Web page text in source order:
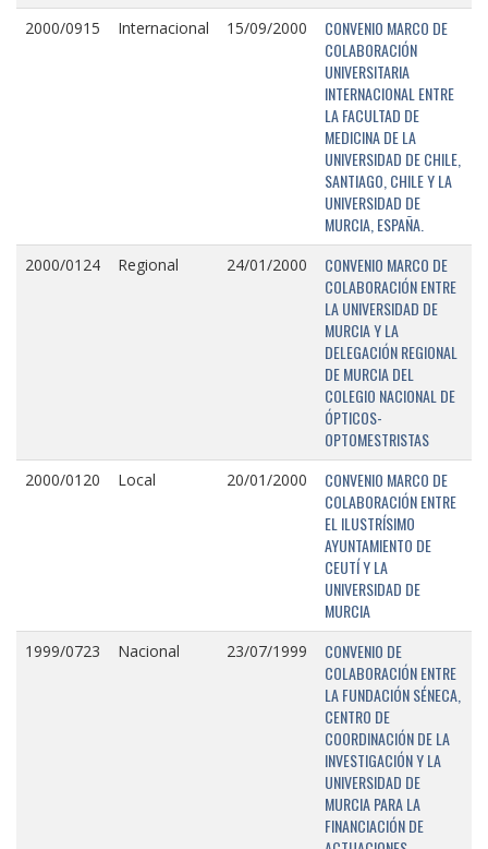
2000/0915 Internacional 15/09/2000
CONVENIO MARCO DE
COLABORACIÓN
UNIVERSITARIA
INTERNACIONAL ENTRE
LA FACULTAD DE
MEDICINA DE LA
UNIVERSIDAD DE CHILE,
SANTIAGO, CHILE Y LA
UNIVERSIDAD DE
MURCIA, ESPAÑA.
2000/0124 Regional 24/01/2000
CONVENIO MARCO DE
COLABORACIÓN ENTRE
LA UNIVERSIDAD DE
MURCIA Y LA
DELEGACIÓN REGIONAL
DE MURCIA DEL
COLEGIO NACIONAL DE
ÓPTICOS-
OPTOMESTRISTAS
2000/0120 Local 20/01/2000
CONVENIO MARCO DE
COLABORACIÓN ENTRE
EL ILUSTRÍSIMO
AYUNTAMIENTO DE
CEUTÍ Y LA
UNIVERSIDAD DE
MURCIA
1999/0723 Nacional 23/07/1999
CONVENIO DE
COLABORACIÓN ENTRE
LA FUNDACIÓN SÉNECA,
CENTRO DE
COORDINACIÓN DE LA
INVESTIGACIÓN Y LA
UNIVERSIDAD DE
MURCIA PARA LA
FINANCIACIÓN DE